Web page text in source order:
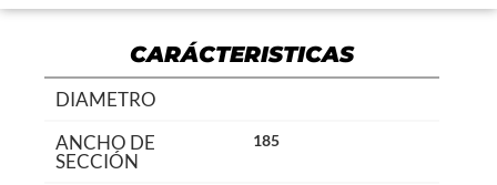
CARÁCTERISTICAS
DIAMETRO
ANCHO DE
SECCIÓN
185